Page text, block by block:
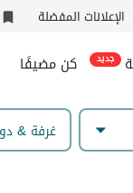
الإعلانات المفضلة
جديد كن مضيفًا